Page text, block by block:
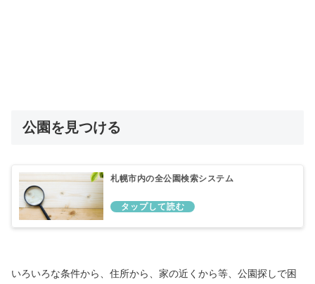
公園を見つける
札幌市内の全公園検索システム
いろいろな条件から、住所から、家の近くから等、公園探しで困